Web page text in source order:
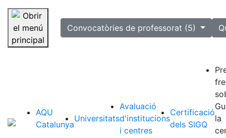
Saltar la navegació
selectedConvocatòries de professorat (5)
AQU
Catalunya
Universitats
Avaluació
d'institucions
i centres
Certificació
dels SIGQ
la